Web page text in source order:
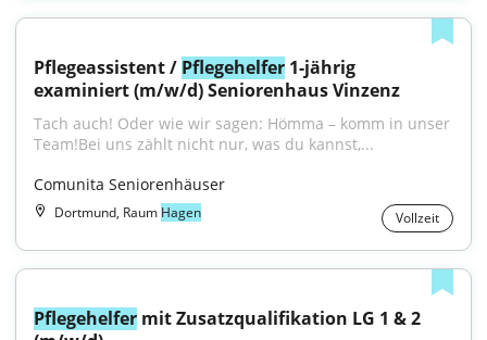
Pflegeassistent / Pflegehelfer 1-jährig
examiniert (m/w/d) Seniorenhaus Vinzenz
Tach auch! Oder wie wir sagen: Hömma – komm in unser
Team!Bei uns zählt nicht nur, was du kannst,...
Comunita Seniorenhäuser
Dortmund, Raum Hagen Vollzeit
Pflegehelfer mit Zusatzqualifikation LG 1 & 2